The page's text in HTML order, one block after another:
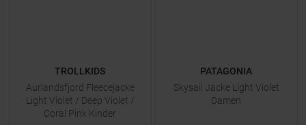
TROLLKIDS
Aurlandsfjord Fleecejacke
Light Violet / Deep Violet /
Coral Pink Kinder
PATAGONIA
Skysail Jacke Light Violet
Damen